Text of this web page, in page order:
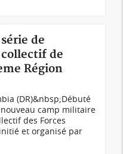
de
de
Région
(DR)&nbsp;Débuté
camp militaire
des Forces
et organisé par